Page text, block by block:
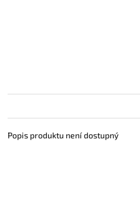
Popis produktu není dostupný